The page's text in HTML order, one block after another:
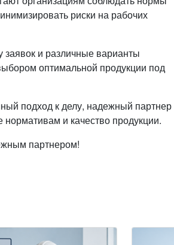
риски на рабочих
и различные варианты
оптимальной продукции под
подход к делу, надежный партнер
и качество продукции.
партнером!